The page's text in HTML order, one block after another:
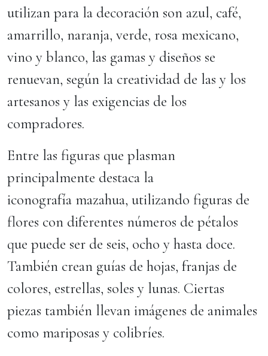
utilizan para la decoración son azul, café,
amarrillo, naranja, verde, rosa mexicano,
vino y blanco, las gamas y diseños se
renuevan, según la creatividad de las y los
artesanos y las exigencias de los
compradores.
Entre las figuras que plasman
principalmente destaca la
iconografía mazahua, utilizando figuras de
flores con diferentes números de pétalos
que puede ser de seis, ocho y hasta doce.
También crean guías de hojas, franjas de
colores, estrellas, soles y lunas. Ciertas
piezas también llevan imágenes de animales
como mariposas y colibríes.